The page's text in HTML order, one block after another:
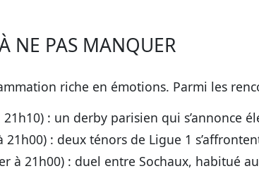
NE PAS MANQUER
riche en émotions. Parmi les
: un derby parisien qui s’annonce
: deux ténors de Ligue 1
à 21h00) : duel entre Sochaux, habitué